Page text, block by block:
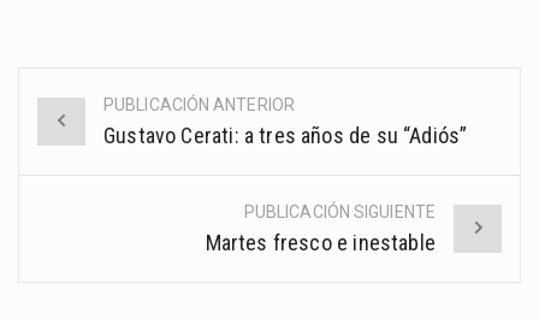
Post
PUBLICACIÓN ANTERIOR
Gustavo Cerati: a tres años de su “Adiós”
PUBLICACIÓN SIGUIENTE
Martes fresco e inestable